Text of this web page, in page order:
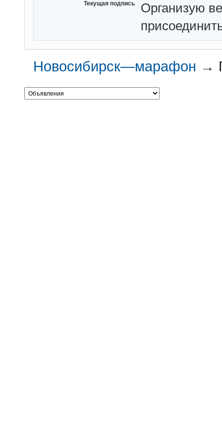
Текущая подпись
Организую
Новосибирск—марафон →